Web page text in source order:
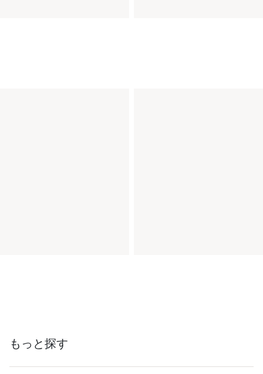
もっと探す